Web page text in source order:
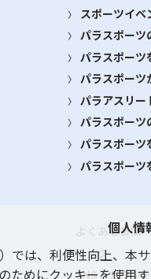
スポーツイ
パラスポーツ
パラスポーツ
パラスポーツ
パラアスリー
パラスポーツ
パラスポーツ
パラスポーツ
よくある質問
リンク
SNSアカウン
個人情
では、利便性向上、本
ためにクッキーを使用